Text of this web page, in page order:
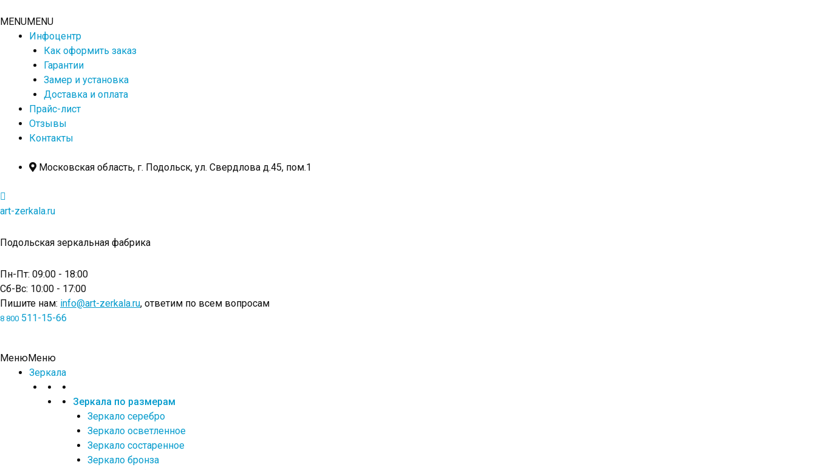
к
содержимому
MENUMENU
Инфоцентр
Как оформить заказ
Гарантии
Замер и установка
Доставка и оплата
Прайс-лист
Отзывы
Контакты
Московская область, г. Подольск, ул. Свердлова д.45, пом.1
art-zerkala.ru
Подольская зеркальная фабрика
Пн-Пт: 09:00 - 18:00
Сб-Вс: 10:00 - 17:00
Пишите нам: info@art-zerkala.ru, ответим по всем вопросам
8 800 511-15-66
МенюМеню
Зеркала
Зеркала по размерам
Зеркало серебро
Зеркало осветленное
Зеркало состаренное
Зеркало бронза